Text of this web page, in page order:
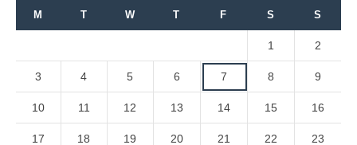
M T W T F S S
1 2
3 4 5 6 7 8 9
10 11 12 13 14 15 16
17 18 19 20 21 22 23